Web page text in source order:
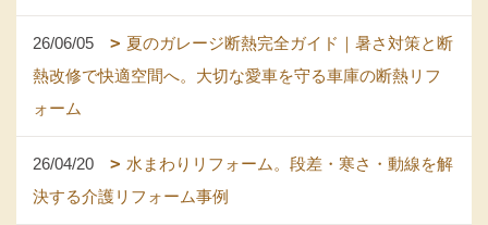
26/06/05
夏のガレージ断熱完全ガイド｜暑さ対策と断
熱改修で快適空間へ。大切な愛車を守る車庫の断熱リフ
ォーム
26/04/20
水まわりリフォーム。段差・寒さ・動線を解
決する介護リフォーム事例